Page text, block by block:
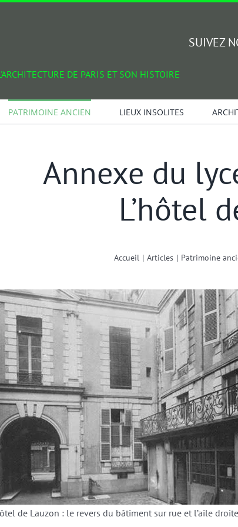
DE PARIS ET SON HISTOIRE
SUIVEZ
PATRIMOINE ANCIEN LIEUX INSOLITES
Annexe du
L’hôtel
Accueil | Articles | Patrimoine
de Lauzon : le revers du bâtiment sur rue et l’aile droite